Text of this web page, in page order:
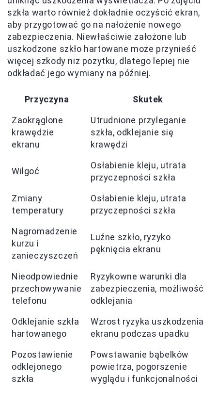
szkła warto również dokładnie oczyścić ekran,
aby przygotować go na nałożenie nowego
zabezpieczenia. Niewłaściwie założone lub
uszkodzone szkło hartowane może przynieść
więcej szkody niż pożytku, dlatego lepiej nie
odkładać jego wymiany na później.
Przyczyna Skutek
Zaokrąglone
krawędzie
ekranu
Utrudnione przyleganie
szkła, odklejanie się
krawędzi
Wilgoć
Osłabienie kleju, utrata
przyczepności szkła
Zmiany
temperatury
Osłabienie kleju, utrata
przyczepności szkła
Nagromadzenie
kurzu i
zanieczyszczeń
Luźne szkło, ryzyko
pęknięcia ekranu
Nieodpowiednie
przechowywanie
telefonu
Ryzykowne warunki dla
zabezpieczenia, możliwość
odklejania
Odklejanie szkła
hartowanego
Wzrost ryzyka uszkodzenia
ekranu podczas upadku
Pozostawienie
odklejonego
szkła
Powstawanie bąbelków
powietrza, pogorszenie
wyglądu i funkcjonalności